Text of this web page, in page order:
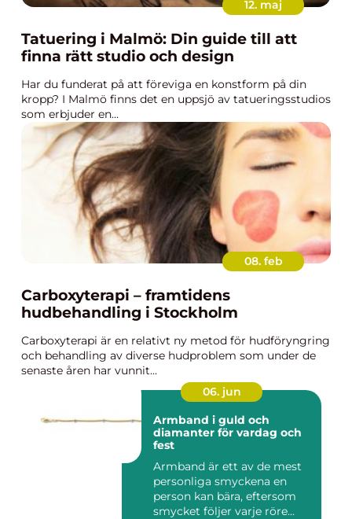
12. maj
Tatuering i Malmö: Din guide till att
finna rätt studio och design
Har du funderat på att föreviga en konstform på din
kropp? I Malmö finns det en uppsjö av tatueringsstudios
som erbjuder en...
08. feb
Carboxyterapi – framtidens
hudbehandling i Stockholm
Carboxyterapi är en relativt ny metod för hudföryngring
och behandling av diverse hudproblem som under de
senaste åren har vunnit...
06. jun
Armband i guld och
diamanter för vardag och
fest
Armband är ett av de mest
personliga smyckena en
person kan bära, eftersom
smycket följer varje röre...